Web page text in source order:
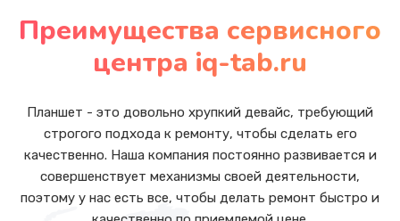
Заказать
от 1290 руб.
Заказать
Замена экрана
от 940 руб.
Преимущества сервисного
центра iq-tab.ru
Планшет - это довольно хрупкий девайс, требующий
строгого подхода к ремонту, чтобы сделать его
качественно. Наша компания постоянно развивается и
совершенствует механизмы своей деятельности,
поэтому у нас есть все, чтобы делать ремонт быстро и